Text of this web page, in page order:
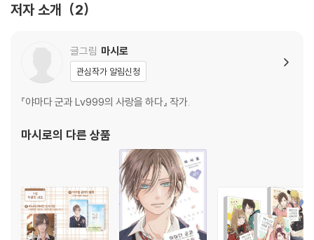
저자 소개 2
글그림 마시로
관심작가 알림신청
『야마다 군과 Lv999의 사랑을 하다』 작가.
마시로의 다른 상품